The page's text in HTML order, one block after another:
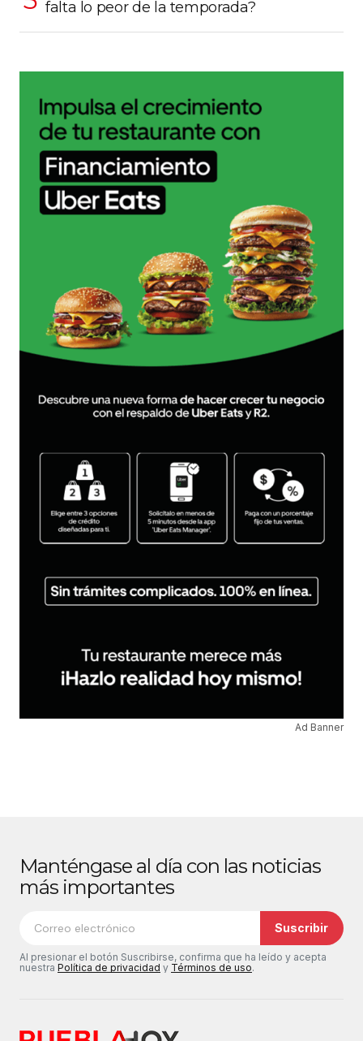
falta lo peor de la temporada?
Ad Banner
Manténgase al día con las noticias
más importantes
Suscribir
Al presionar el botón Suscribirse, confirma que ha leído y acepta
nuestra Política de privacidad y Términos de uso.